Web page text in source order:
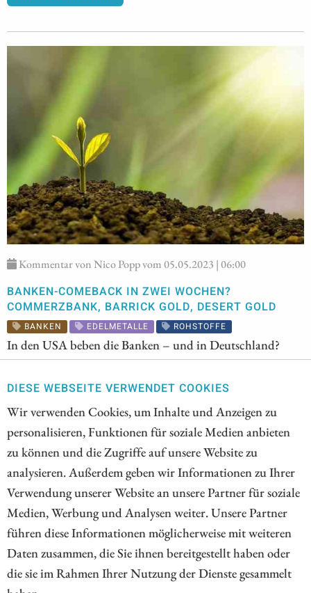
DIESE WEBSEITE VERWENDET COOKIES
Wir verwenden Cookies, um Inhalte und Anzeigen zu
personalisieren, Funktionen für soziale Medien anbieten
zu können und die Zugriffe auf unsere Website zu
analysieren. Außerdem geben wir Informationen zu Ihrer
Verwendung unserer Website an unsere Partner für soziale
Medien, Werbung und Analysen weiter. Unsere Partner
führen diese Informationen möglicherweise mit weiteren
Daten zusammen, die Sie ihnen bereitgestellt haben oder
die sie im Rahmen Ihrer Nutzung der Dienste gesammelt
Kommentar von Nico Popp vom 05.05.2023 | 06:00
BANKEN-COMEBACK IN ZWEI WOCHEN?
COMMERZBANK, BARRICK GOLD, DESERT GOLD
BANKEN EDELMETALLE ROHSTOFFE
In den USA beben die Banken – und in Deutschland?
Nachdem die SVB in den USA mit dem Rücken zur Wand
stand, wettete der Markt auch gegen die Commerzbank
und die Deutsche Bank. Inzwischen ist aber wieder Ruhe
eingekehrt. Wir beleuchten, ob Banken Comeback-
Potenzial haben, welche Alternativen es für Anleger im
aktuellen Marktumfeld gibt und lassen Profi-Anleger zu
Wort kommen.
ZUM KOMMENTAR